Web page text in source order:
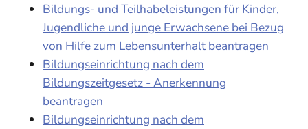
Bildungs- und Teilhabeleistungen für Kinder,
Jugendliche und junge Erwachsene bei Bezug
von Hilfe zum Lebensunterhalt beantragen
Bildungseinrichtung nach dem
Bildungszeitgesetz - Anerkennung
beantragen
Bildungseinrichtung nach dem